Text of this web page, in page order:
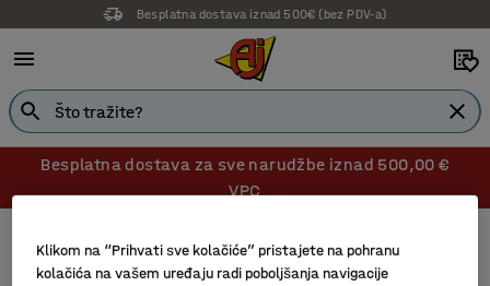
Besplatna dostava iznad 500€ (bez PDV-a)
Besplatna dostava za sve narudžbe iznad 500,00 €
VPC
Kuke
Klikom na “Prihvati sve kolačiće” pristajete na pohranu
kolačića na vašem uređaju radi poboljšanja navigacije